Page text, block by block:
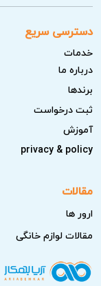
دسترسی سریع
خدمات
درباره ما
برندها
ثبت درخواست
آموزش
privacy & policy
مقالات
ارور ها
مقالات لوازم خانگی